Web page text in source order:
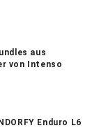
aus
von Intenso
Enduro L6